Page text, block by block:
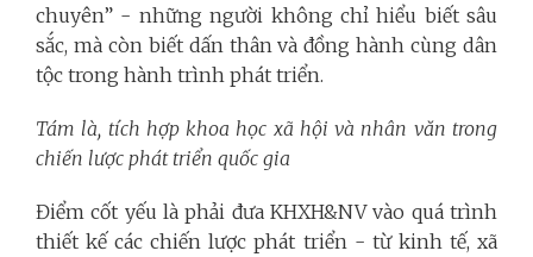
chuyên” - những người không chỉ hiểu biết sâu
sắc, mà còn biết dấn thân và đồng hành cùng dân
tộc trong hành trình phát triển.
Tám là, tích hợp khoa học xã hội và nhân văn trong
chiến lược phát triển quốc gia
Điểm cốt yếu là phải đưa KHXH&NV vào quá trình
thiết kế các chiến lược phát triển - từ kinh tế, xã